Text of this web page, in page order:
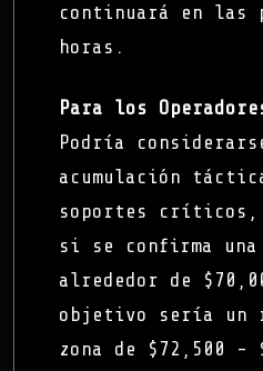
continuará en las
horas.
Para los
Podría
acumulación
soportes críticos,
si se confirma
alrededor de
objetivo sería un
zona de $72,500 -